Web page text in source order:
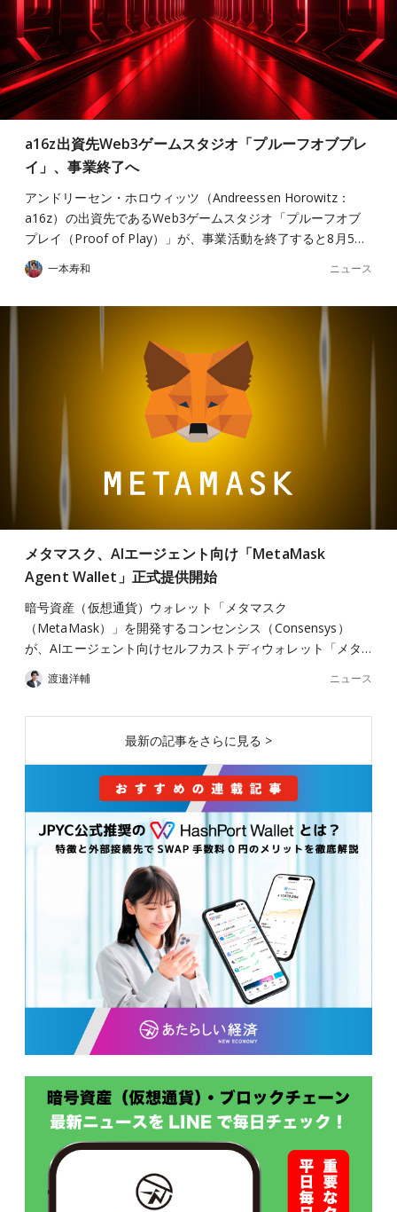
a16z出資先Web3ゲームスタジオ「プルーフオブプレ
イ」、事業終了へ
アンドリーセン・ホロウィッツ（Andreessen Horowitz：
a16z）の出資先であるWeb3ゲームスタジオ「プルーフオブ
プレイ（Proof of Play）」が、事業活動を終了すると8月5…
一本寿和 ニュース
メタマスク、AIエージェント向け「MetaMask
Agent Wallet」正式提供開始
暗号資産（仮想通貨）ウォレット「メタマスク
（MetaMask）」を開発するコンセンシス（Consensys）
が、AIエージェント向けセルフカストディウォレット「メタ…
渡邉洋輔 ニュース
最新の記事をさらに見る >